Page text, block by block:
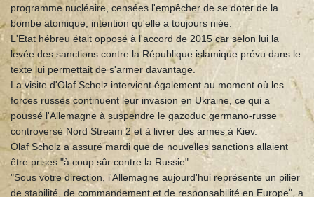
programme nucléaire, censées l'empêcher de se doter de la
bombe atomique, intention qu'elle a toujours niée.
L'Etat hébreu était opposé à l'accord de 2015 car selon lui la
levée des sanctions contre la République islamique prévu dans le
texte lui permettait de s'armer davantage.
La visite d'Olaf Scholz intervient également au moment où les
forces russes continuent leur invasion en Ukraine, ce qui a
poussé l'Allemagne à suspendre le gazoduc germano-russe
controversé Nord Stream 2 et à livrer des armes à Kiev.
Olaf Scholz a assuré mardi que de nouvelles sanctions allaient
être prises "à coup sûr contre la Russie".
"Sous votre direction, l'Allemagne aujourd'hui représente un pilier
de stabilité, de commandement et de responsabilité en Europe", a